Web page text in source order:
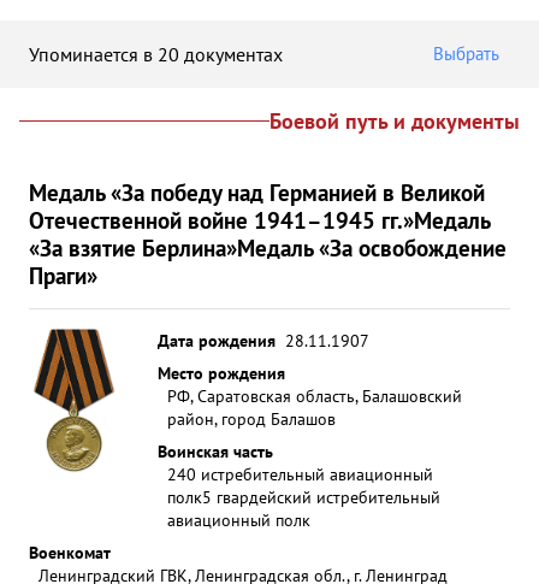
Упоминается в 20 документах Выбрать
Боевой путь и документы
Медаль «За победу над Германией в Великой
Отечественной войне 1941–1945 гг.»Медаль
«За взятие Берлина»Медаль «За освобождение
Праги»
Дата рождения 28.11.1907
Место рождения
РФ, Саратовская область, Балашовский
район, город Балашов
Воинская часть
240 истребительный авиационный
полк5 гвардейский истребительный
авиационный полк
Военкомат
Ленинградский ГВК, Ленинградская обл., г. Ленинград